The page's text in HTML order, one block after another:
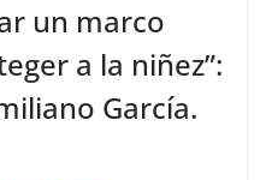
un marco
a la niñez”:
García.